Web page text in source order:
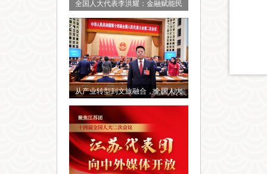
全国人大代表李洪耀：金融赋能民
从产业转型到文旅融合，全国人大